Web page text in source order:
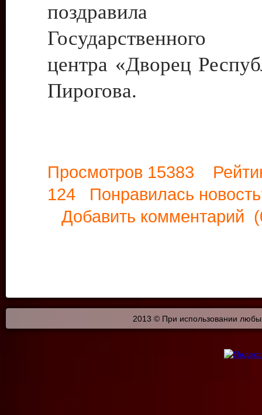
поздравила
Государственного
центра «Дворец
Пирогова.
Просмотров 15383
124 Понравилась
Добавить комментарий
2013 © При использовании